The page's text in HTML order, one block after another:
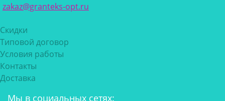
zakaz@granteks-opt.ru
Скидки
Типовой договор
Условия работы
Контакты
Доставка
Мы в социальных сетях: